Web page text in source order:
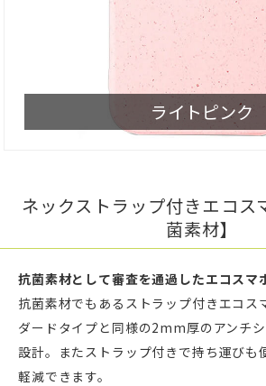
ライトピンク
ネックストラップ付きエコス
菌素材】
抗菌素材として審査を通過したエコスマ
抗菌素材でもあるストラップ付きエコス
ダードタイプと同様の2mm厚のアンチ
設計。またストラップ付きで持ち運びも
軽減できます。